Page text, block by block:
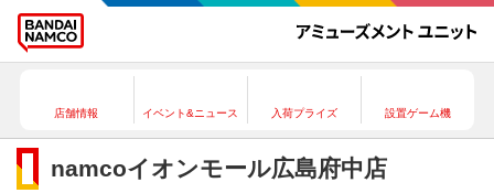
店舗情報 イベント&ニュース 入荷プライズ 設置ゲーム機
namcoイオンモール広島府中店